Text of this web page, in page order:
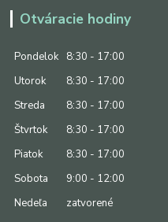
Otváracie hodiny
Pondelok
8:30 - 17:00
Utorok
8:30 - 17:00
Streda
8:30 - 17:00
Štvrtok
8:30 - 17:00
Piatok
8:30 - 17:00
Sobota
9:00 - 12:00
Nedeľa
zatvorené